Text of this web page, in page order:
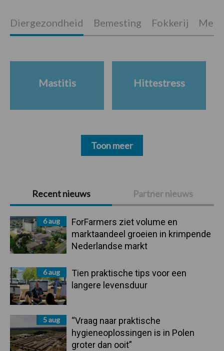
Primaire
Sidebar
Recent nieuws Partner nieuws
6 aug
ForFarmers ziet volume en
marktaandeel groeien in krimpende
Nederlandse markt
6 aug
Tien praktische tips voor een
langere levensduur
5 aug
“Vraag naar praktische
hygieneoplossingen is in Polen
groter dan ooit”
Diergezondheid Bemesting Fokkerij
Mastitis Hittestress
Toon meer